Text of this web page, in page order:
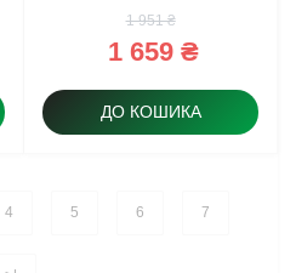
1 951 ₴
1 659 ₴
ДО КОШИКА
4 5 6 7